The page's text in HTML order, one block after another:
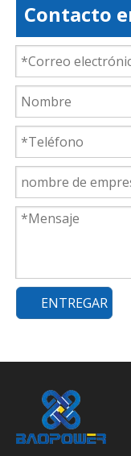
Contacto
ENTREGAR